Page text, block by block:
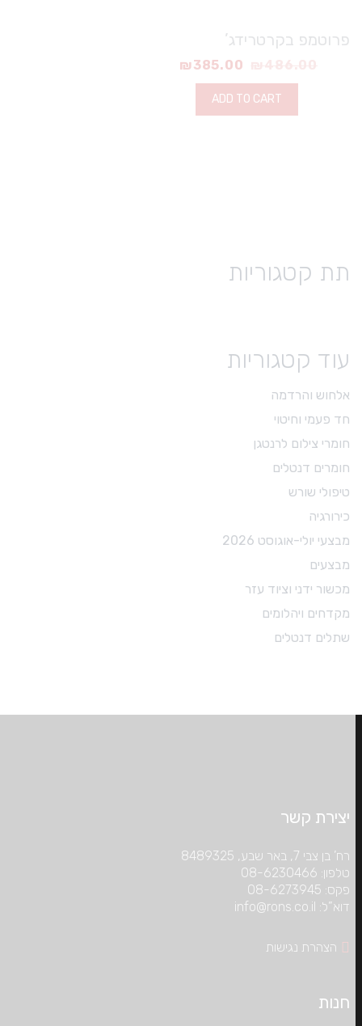
פרוטמפ בקרטרידג’
₪385.00
ADD TO CART
תת קטגוריות
עוד קטגוריות
אלחוש והרדמה
חד פעמי וחיטוי
חומרי צילום לרנטגן
חומרים דנטלים
טיפולי שורש
כירורגיה
מבצעי יולי-אוגוסט 2026
מבצעים
מכשור ידני וציוד עזר
מקדחים ויהלומים
שתלים דנטלים
יצירת קשר
רח’ בן צבי 7, באר שבע, 8489325
טלפון: 08-6230466
פקס: 08-6273945
דוא”ל: info@rons.co.il
הצהרת נגישות
חנות